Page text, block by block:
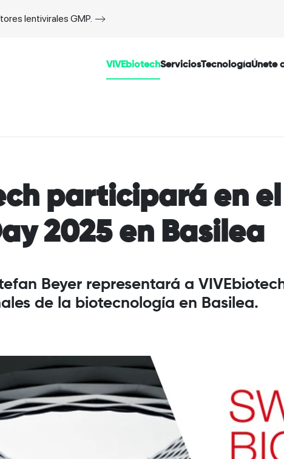
lentivirales GMP.
VIVEbiotechServiciosTecnologíaÚnete
participará en el
2025 en Basilea
Beyer representará a
de la biotecnología en Basilea.